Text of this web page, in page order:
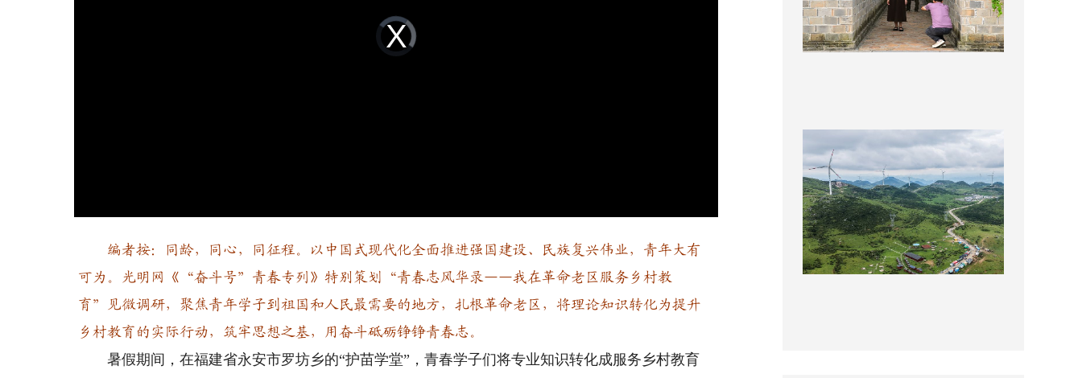
Video
Player
loading.
编者按：同龄，同心，同征程。以中国式现代化全面推进强国建设、民族复兴伟业，青年大有
可为。光明网《“奋斗号”青春专列》特别策划“青春志风华录——我在革命老区服务乡村教
育”见微调研，聚焦青年学子到祖国和人民最需要的地方，扎根革命老区，将理论知识转化为提升
乡村教育的实际行动，筑牢思想之基，用奋斗砥砺铮铮青春志。
暑假期间，在福建省永安市罗坊乡的“护苗学堂”，青春学子们将专业知识转化成服务乡村教育